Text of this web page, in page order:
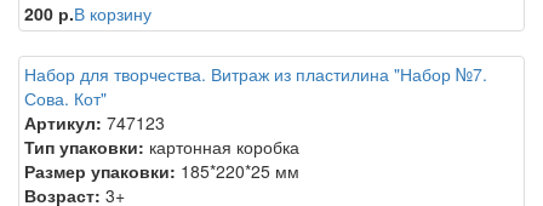
200 р.В корзину
Набор для творчества. Витраж из пластилина "Набор №7.
Сова. Кот"
Артикул: 747123
Тип упаковки: картонная коробка
Размер упаковки: 185*220*25 мм
Возраст: 3+